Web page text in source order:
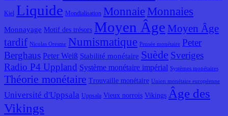
Kiel Liquide Mondialisation Monnaie Monnaies
Monnayage Motif des trésors Moyen Âge Moyen Âge
tardif Nicolas Oresme Numismatique Pensée monétaire Peter
Berghaus Peter Weiß Stabilité monétaire Suède Sveriges
Radio P4 Uppland Système monétaire impérial Systèmes monétaires
Théorie monétaire Trouvaille monétaire Union monétaire européenne
Université d'Uppsala Uppsala Vieux norrois Vikings Âge des
Vikings